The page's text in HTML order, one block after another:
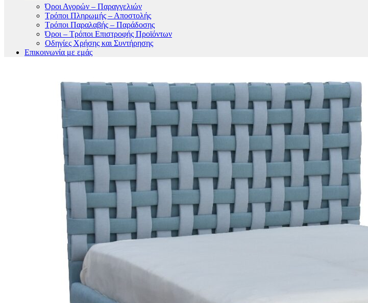
Όροι Αγορών – Παραγγελιών
Τρόποι Πληρωμής – Αποστολής
Τρόποι Παραλαβής – Παράδοσης
Όροι – Τρόποι Επιστροφής Προϊόντων
Οδηγίες Χρήσης και Συντήρησης
Επικοινωνία με εμάς